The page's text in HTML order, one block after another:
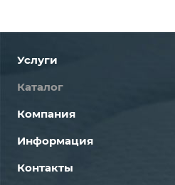
Услуги
Каталог
Компания
Информация
Контакты